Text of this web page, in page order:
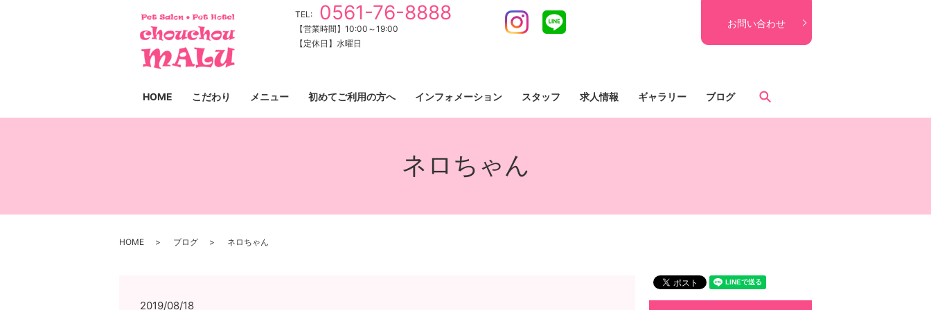
TEL: 0561-76-8888
【営業時間】10:00～19:00
【定休日】水曜日
Instagram お問い合わせ
HOME こだわり メニュー 初めてご利用の方へ インフォメーション スタッフ 求人情報 ギャラリー ブログ
ネロちゃん
HOME ブログ ネロちゃん
2019/08/18